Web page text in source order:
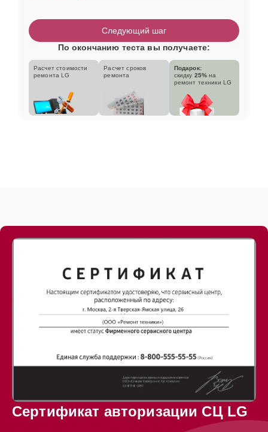
Следующий шаг
По окончанию теста вы получаете:
Расчет стоимости
ремонта LG
Расчет сроков
ремонта
Подарок:
скидку 25% на
ремонт техники LG
Сертификат авторизации СЦ LG